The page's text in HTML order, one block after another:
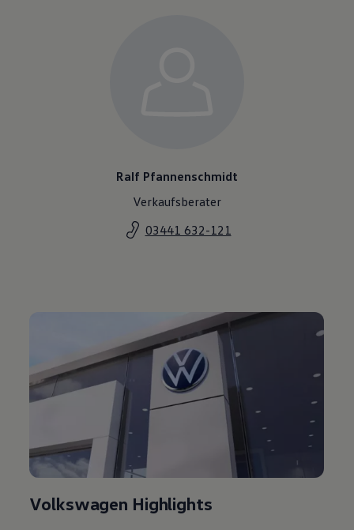
Ralf Pfannenschmidt
Verkaufsberater
03441 632-121
Volkswagen Highlights